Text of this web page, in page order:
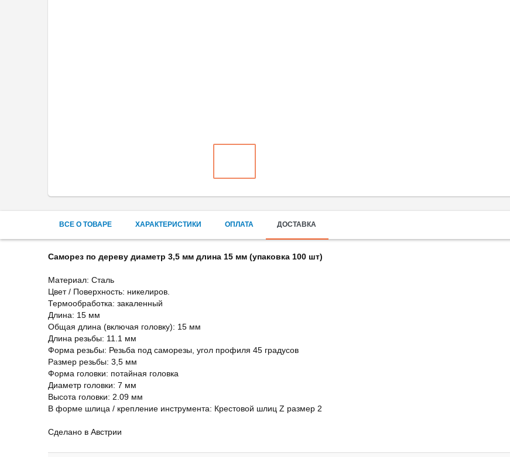
ВСЕ О ТОВАРЕ ХАРАКТЕРИСТИКИ ОПЛАТА ДОСТАВКА
Саморез по дереву диаметр 3,5 мм длина 15 мм (упаковка 100 шт)
Maтeриaл: Сталь
Цвет / Поверхность: никелиров.
Термообработка: закаленный
Длина: 15 мм
Общая длина (включая головку): 15 мм
Длина резьбы: 11.1 мм
Форма резьбы: Резьба под саморезы, угол профиля 45 градусов
Размер резьбы: 3,5 мм
Форма головки: потайная головка
Диаметр головки: 7 мм
Высота головки: 2.09 мм
В форме шлица / крепление инструмента: Крестовой шлиц Z размер 2
Сделано в Австрии